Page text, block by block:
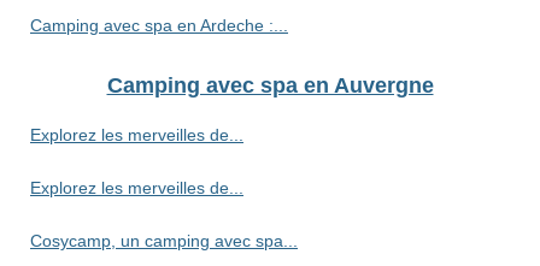
Camping avec spa en Ardeche :...
Camping avec spa en Auvergne
Explorez les merveilles de...
Explorez les merveilles de...
Cosycamp, un camping avec spa...